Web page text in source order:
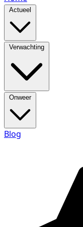
Actueel
Verwachting
Onweer
Blog